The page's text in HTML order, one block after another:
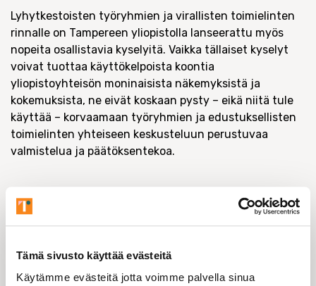
Tämä sivusto käyttää evästeitä
Käytämme evästeitä jotta voimme palvella sinua
Lyhytkestoisten työryhmien ja virallisten toimielinten
rinnalle on Tampereen yliopistolla lanseerattu myös
nopeita osallistavia kyselyitä. Vaikka tällaiset kyselyt
voivat tuottaa käyttökelpoista koontia
yliopistoyhteisön moninaisista näkemyksistä ja
kokemuksista, ne eivät koskaan pysty – eikä niitä tule
käyttää – korvaamaan työryhmien ja edustuksellisten
toimielinten yhteiseen keskusteluun perustuvaa
valmistelua ja päätöksentekoa.
2. Millaiseksi koette kolmikantaisen
yliopistodemokratian roolin? Perustelkaa
Tasakolmikantainen edustus hallintoelimissä on aidon
yliopistodemokratian tunnusmerkki. Kaikilla